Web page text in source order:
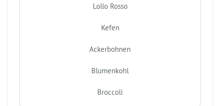
Lollo Rosso
Kefen
Ackerbohnen
Blumenkohl
Broccoli